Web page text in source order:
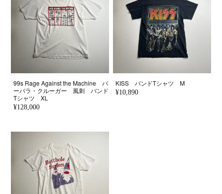
99s Rage Against the Machine バ
ーバラ・クルーガー 風刺 バンド
Tシャツ XL
¥128,000
KISS バンドTシャツ M
¥10,890